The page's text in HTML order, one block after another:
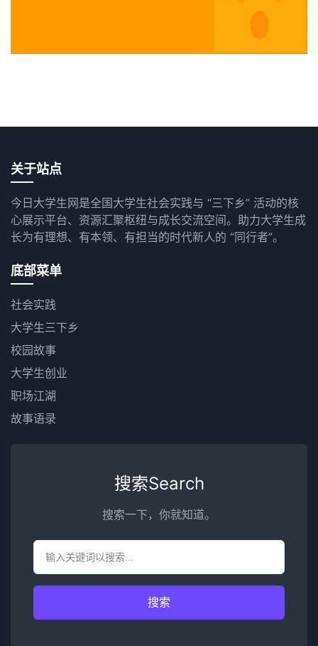
关于站点
今日大学生网是全国大学生社会实践与 “三下乡” 活动的核
心展示平台、资源汇聚枢纽与成长交流空间。助力大学生成
长为有理想、有本领、有担当的时代新人的 “同行者”。
底部菜单
社会实践
大学生三下乡
校园故事
大学生创业
职场江湖
故事语录
搜索Search
搜索一下，你就知道。
搜索